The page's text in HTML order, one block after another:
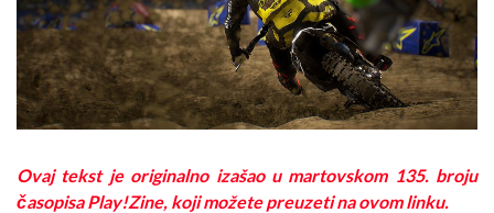
Ovaj tekst je originalno izašao u martovskom 135. broju
časopisa Play!Zine, koji možete preuzeti na ovom linku.